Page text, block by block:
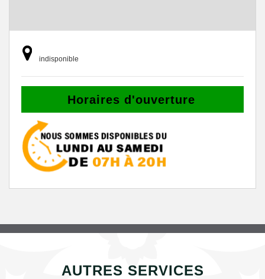
indisponible
Horaires d'ouverture
AUTRES SERVICES